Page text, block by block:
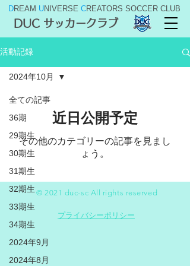
DREAM UNIVERSE CREATORS SOCCER CLUB
DUC サッカークラブ
活動記録
全ての記事
36期
29期生
30期生
31期生
32期生
33期生
34期生
2024年9月
2024年8月
2024年10月
近日公開予定
その他のカテゴリーの記事を見まし
ょう。
© 2021 duc-sc All rights reserved
プライバシーポリシー